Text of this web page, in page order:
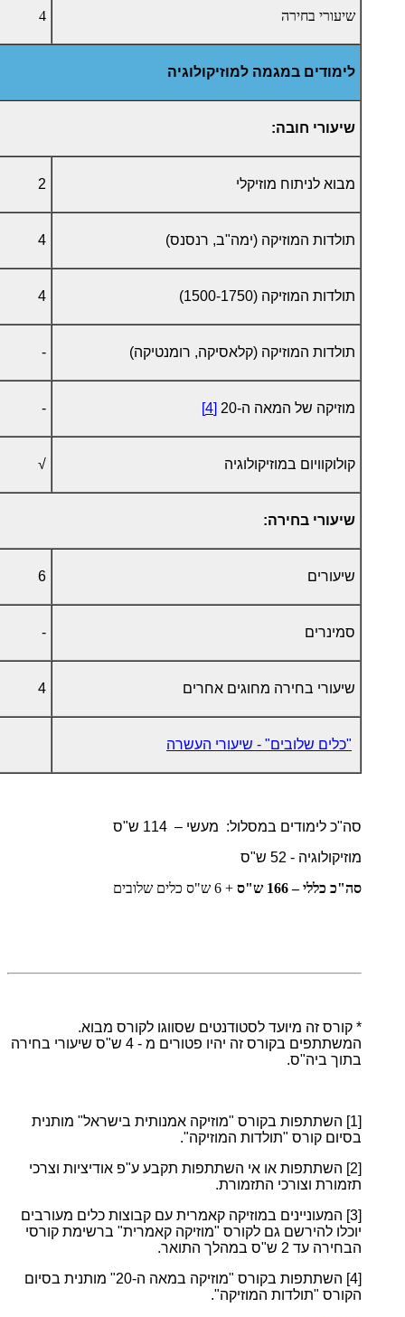
שיעורי בחירה 4
לימודים במגמה למוזיקולוגיה
שיעורי חובה:
מבוא לניתוח מוזיקלי 2
תולדות המוזיקה (ימה"ב, רנסנס) 4
תולדות המוזיקה (1500-1750) 4
תולדות המוזיקה (קלאסיקה, רומנטיקה) -
מוזיקה של המאה ה-20 [4]
-
קולוקוויום במוזיקולוגיה √
שיעורי בחירה:
שיעורים 6
סמינרים -
שיעורי בחירה מחוגים אחרים 4
"כלים שלובים" - שיעורי העשרה
סה"כ לימודים במסלול: מעשי – 114 ש"ס
מוזיקולוגיה - 52 ש"ס
סה"כ כללי – 166 ש"ס
+ 6 ש"ס כלים שלובים
* קורס זה מיועד לסטודנטים שסווגו לקורס מבוא.
המשתתפים בקורס זה יהיו פטורים מ - 4 ש"ס שיעורי בחירה
בתוך ביה"ס.
[1]
השתתפות בקורס "מוזיקה אמנותית בישראל" מותנית
בסיום קורס "תולדות המוזיקה".
[2]
השתתפות או אי השתתפות תקבע ע"פ אודיציות וצרכי
תזמורת וצורכי התזמורת.
[3]
המעוניינים במוזיקה קאמרית עם קבוצות כלים מעורבים
יוכלו להירשם גם לקורס "מוזיקה קאמרית" ברשימת קורסי
הבחירה עד 2 ש"ס במהלך התואר.
[4]
השתתפות בקורס "מוזיקה במאה ה-20" מותנית בסיום
הקורס "תולדות המוזיקה".